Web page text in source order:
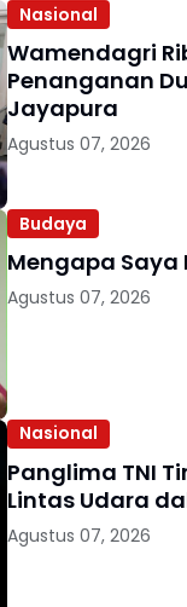
Nasional
Wamendagri
Penanganan
Jayapura
Agustus 07, 2026
Budaya
Agustus 07, 2026
Nasional
Panglima TNI
Lintas Udara
Agustus 07, 2026